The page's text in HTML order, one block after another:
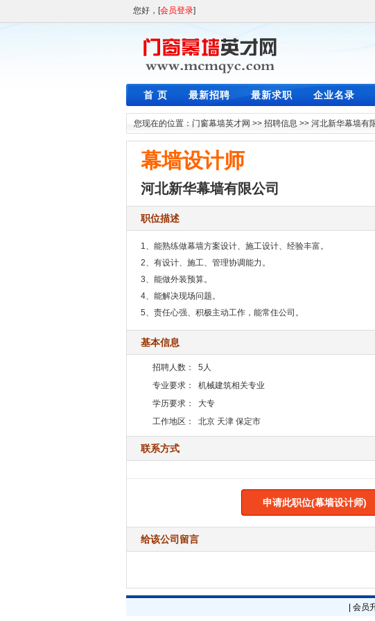
您好，[会员登录]
首 页 最新招聘 最新求职 企业名录
您现在的位置： 门窗幕墙英才网 >> 招聘信息 >> 河北新华幕墙有
幕墙设计师
河北新华幕墙有限公司
职位描述
1、能熟练做幕墙方案设计、施工设计、经验丰富。
2、有设计、施工、管理协调能力。
3、能做外装预算。
4、能解决现场问题。
5、责任心强、积极主动工作，能常住公司。
基本信息
招聘人数： 5人
专业要求：
机械建筑相关专业
学历要求：
大专
工作地区：
北京 天津 保定市
联系方式
申请此职位(幕墙设计师)
给该公司留言
会员